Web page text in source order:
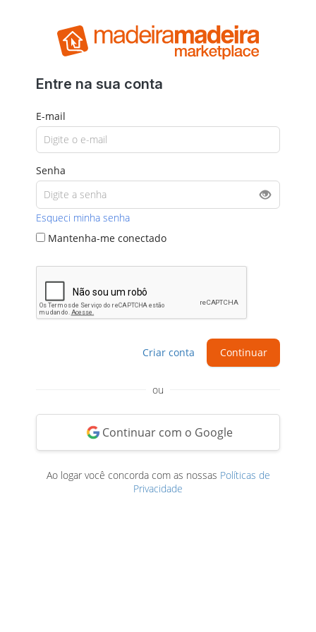
Entre na sua conta
E-mail
Senha
Esqueci minha senha
Mantenha-me conectado
Criar conta Continuar
ou
Continuar com o Google
Ao logar você concorda com as nossas Políticas de
Privacidade